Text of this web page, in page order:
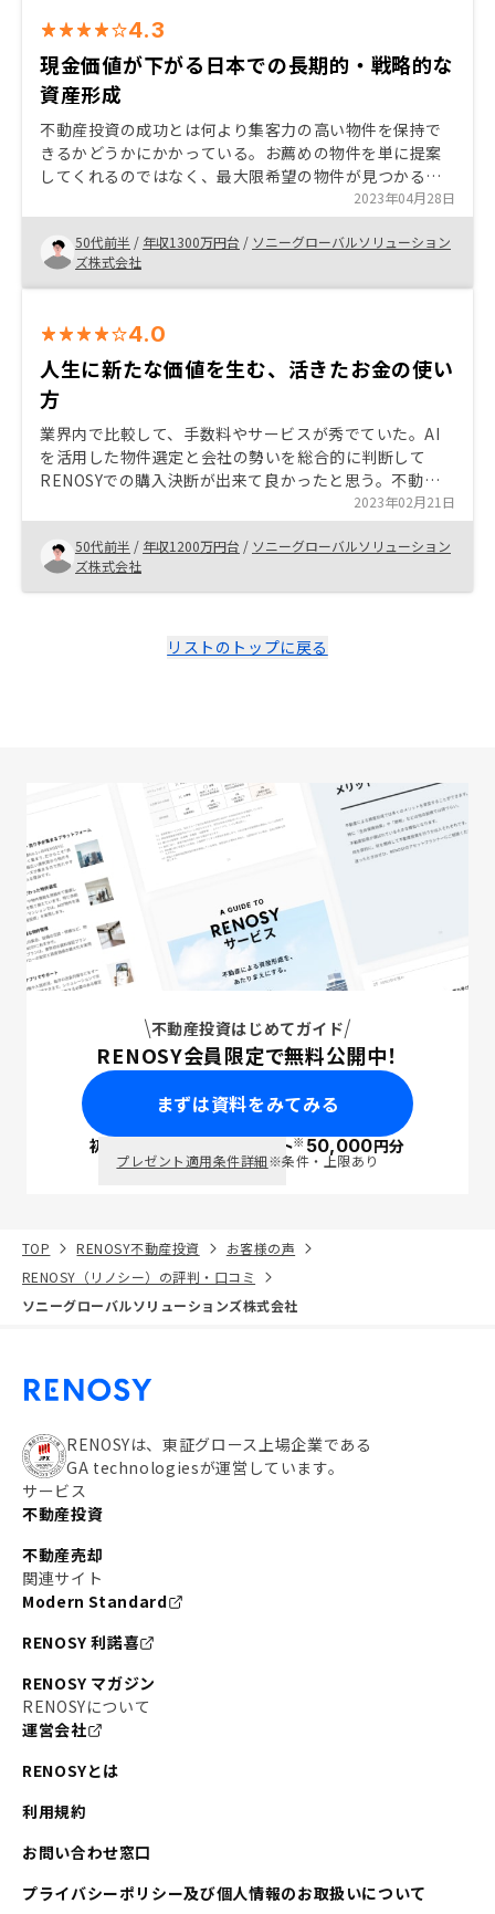
4.3
現金価値が下がる日本での長期的・戦略的な
資産形成
不動産投資の成功とは何より集客力の高い物件を保持で
きるかどうかにかかっている。お薦めの物件を単に提案
してくれるのではなく、最大限希望の物件が見つかるま
で粘り強く、根気よく対応いただいた。不動産投資は、
未来の自分へのプレゼントと考えている。 物件紹介時
に、内装の写真、付近見取り図も一緒に提供してほし
い。
2023年04月28日
50代前半 / 年収1300万円台 / ソニーグローバルソリューション
ズ株式会社
4.0
人生に新たな価値を生む、活きたお金の使い
方
業界内で比較して、手数料やサービスが秀でていた。AI
を活用した物件選定と会社の勢いを総合的に判断して
RENOSYでの購入決断が出来て良かったと思う。不動産
投資における収支ベストケースとワーストケースを提示
いただいて話を進めたが、ワーストケースが他の投資商
品と比べてワーストとは思えず、比較的安全に資産形成
が狙えると考えている。 ローン返済、管理費、修繕積立
金、火災・地震保険、固定資産税などの税金、現状回復
ワーストケースのみではなく、購入後の事実ベースで作
2023年02月21日
50代前半 / 年収1200万円台 / ソニーグローバルソリューション
ズ株式会社
リストのトップに戻る
不動産投資はじめてガイド
RENOSY会員限定で無料公開中！
まずは資料をみてみる
初回面談で ポイント※50,000円分
プレゼント適用条件詳細※条件・上限あり
TOP RENOSY不動産投資
お客様の声
RENOSY（リノシー）の評判・口コミ
ソニーグローバルソリューションズ株式会社
RENOSYは、東証グロース上場企業である
GA technologiesが運営しています。
サービス
不動産投資
不動産売却
関連サイト
Modern Standard
RENOSY 利諾喜
RENOSY マガジン
RENOSYについて
運営会社
RENOSYとは
利用規約
お問い合わせ窓口
プライバシーポリシー及び個人情報のお取扱いについて